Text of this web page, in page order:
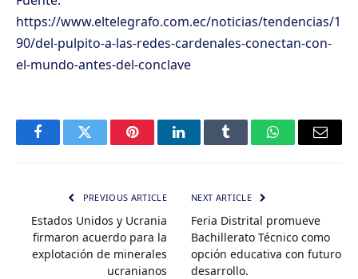
https://www.eltelegrafo.com.ec/noticias/tendencias/1
90/del-pulpito-a-las-redes-cardenales-conectan-con-
el-mundo-antes-del-conclave
FacebookTwitter PinterestLinkedInTumblr WhatsAppEmail
PREVIOUS ARTICLE
Estados Unidos y Ucrania
firmaron acuerdo para la
explotación de minerales
ucranianos
NEXT ARTICLE
Feria Distrital promueve
Bachillerato Técnico como
opción educativa con futuro
desarrollo.